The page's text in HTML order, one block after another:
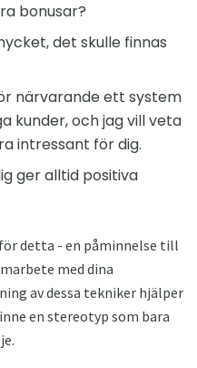
bonusar?
det skulle finnas
närvarande ett system
kunder, och jag vill veta
intressant för dig.
ger alltid positiva
detta - en påminnelse till
med dina
av dessa tekniker hjälper
en stereotyp som bara